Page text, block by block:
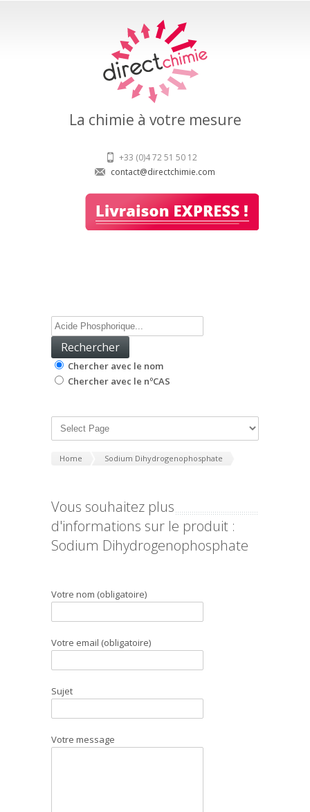
La chimie à votre mesure
+33 (0)4 72 51 50 12
contact@directchimie.com
Chercher avec le nom
Chercher avec le nºCAS
Home Sodium Dihydrogenophosphate
Vous souhaitez plus
d'informations sur le produit :
Sodium Dihydrogenophosphate
Votre nom (obligatoire)
Votre email (obligatoire)
Sujet
Votre message